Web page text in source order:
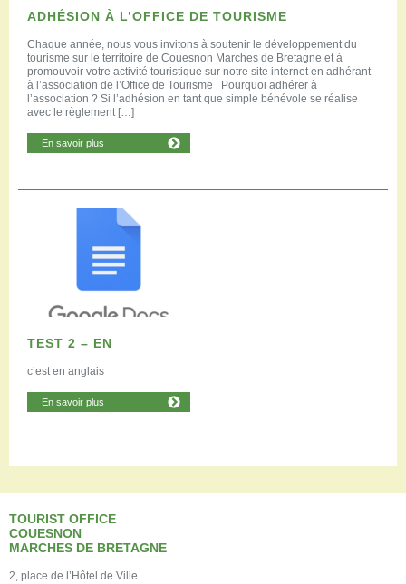
ADHÉSION À L’OFFICE DE TOURISME
Chaque année, nous vous invitons à soutenir le développement du
tourisme sur le territoire de Couesnon Marches de Bretagne et à
promouvoir votre activité touristique sur notre site internet en adhérant
à l’association de l’Office de Tourisme Pourquoi adhérer à
l’association ? Si l’adhésion en tant que simple bénévole se réalise
avec le règlement […]
En savoir plus
TEST 2 – EN
c’est en anglais
En savoir plus
TOURIST OFFICE
COUESNON
MARCHES DE BRETAGNE
2, place de l’Hôtel de Ville